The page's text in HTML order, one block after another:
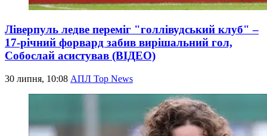
Ліверпуль ледве переміг "голлівудський клуб" –
17-річний форвард забив вирішальний гол,
Собослай асистував (ВІДЕО)
30 липня, 10:08 АПЛ Top News